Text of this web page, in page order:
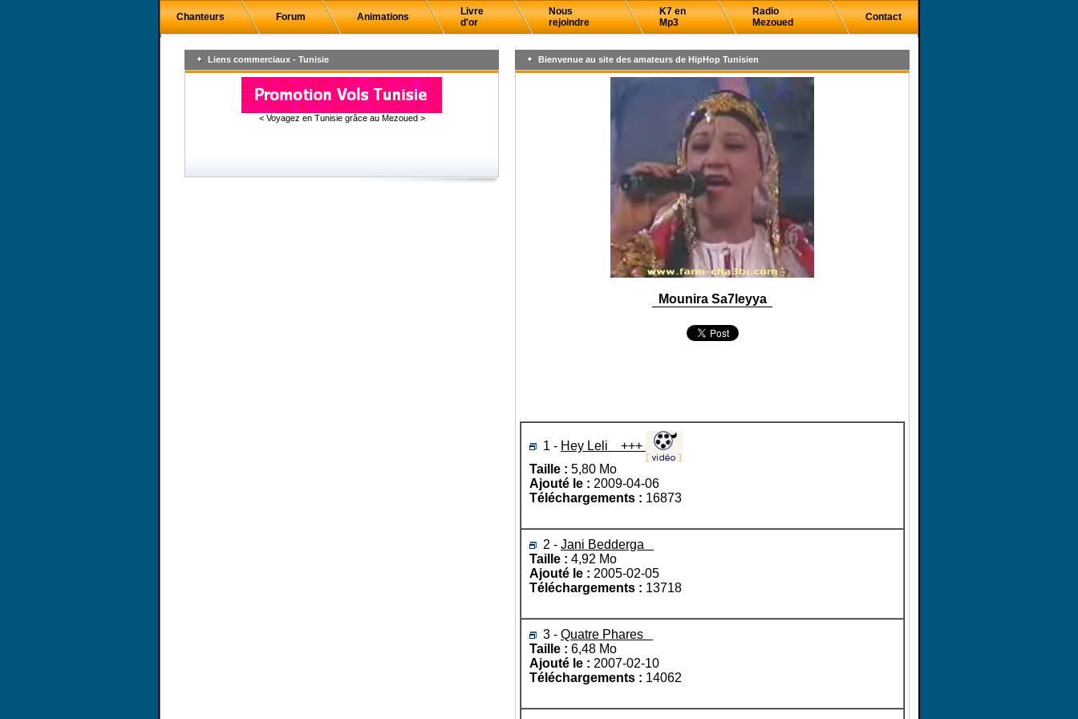
Chanteurs Forum Animations
Livre
d'or
Nous
rejoindre
K7 en
Mp3
Radio
Mezoued
Contact
Liens commerciaux - Tunisie
< Voyagez en Tunisie grâce au Mezoued >
Bienvenue au site des amateurs de HipHop Tunisien
Mounira Sa7leyya
1 - Hey Leli +++
Taille : 5,80 Mo
Ajouté le : 2009-04-06
Téléchargements : 16873
2 - Jani Bedderga
Taille : 4,92 Mo
Ajouté le : 2005-02-05
Téléchargements : 13718
3 - Quatre Phares
Taille : 6,48 Mo
Ajouté le : 2007-02-10
Téléchargements : 14062